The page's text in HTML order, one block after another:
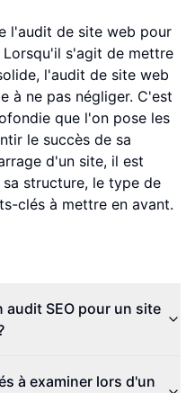
l'audit de site web pour
s'agit de mettre
l'audit de site web
à ne pas négliger. C'est
que l'on pose les
le succès de sa
d'un site, il est
structure, le type de
clés à mettre en avant.
SEO pour un site
à examiner lors d'un